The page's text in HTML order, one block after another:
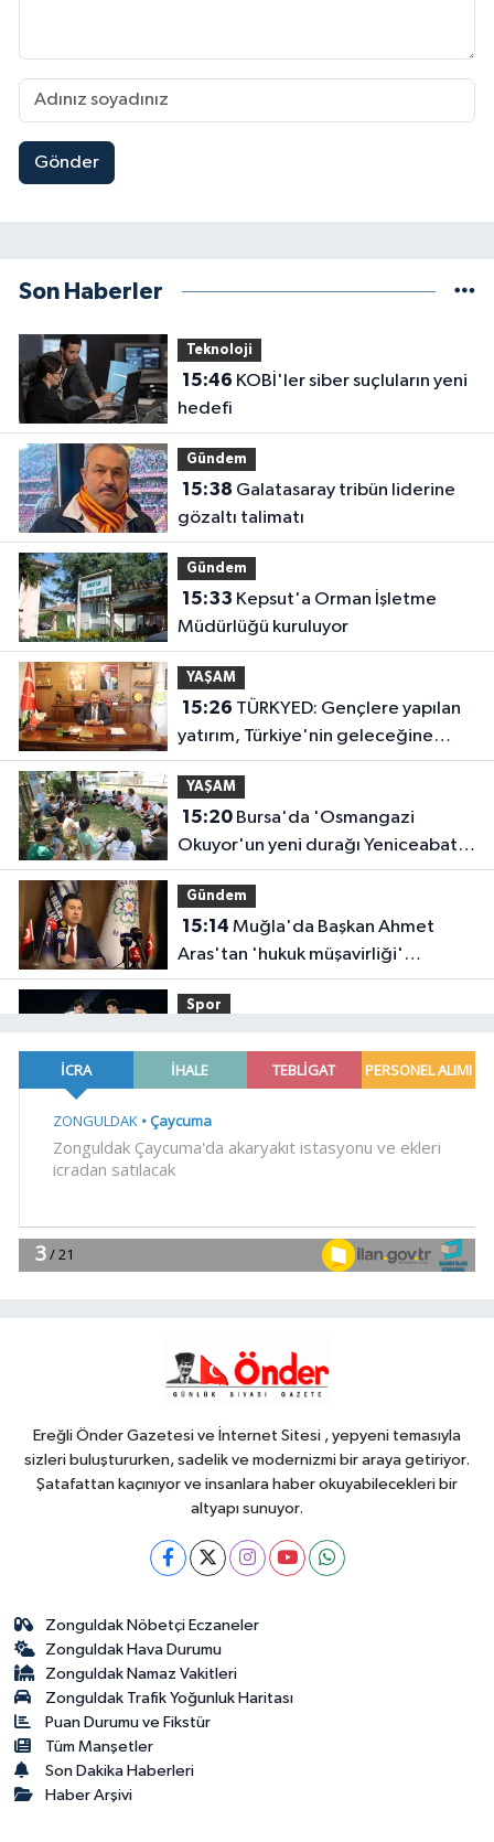
Gönder
Son Haberler
Teknoloji
15:46
hedefi
Gündem
15:38
gözaltı talimatı
Gündem
15:33
Müdürlüğü kuruluyor
YAŞAM
15:26
yatırım, Türkiye'nin geleceğine
yatırımdır
YAŞAM
15:20Bursa'da 'Osmangazi
Okuyor'un yeni durağı Yeniceabat
oldu
Gündem
15:14
Aras'tan 'hukuk müşavirliği'
açıklaması
Spor
basketbolcuları seçmelerde ter
döktü
Genel
15:06ACI HABER GELDİ
15:04AFAD'dan Yozgat'ta EYY
konutlarına ziyaret
Zaviyesi ve Türbesi asıl yerinde
yeniden inşa edilecek
Ereğli Önder Gazetesi ve İnternet Sitesi , yepyeni temasıyla
sizleri buluştururken, sadelik ve modernizmi bir araya getiriyor.
Şatafattan kaçınıyor ve insanlara haber okuyabilecekleri bir
altyapı sunuyor.
Zonguldak Nöbetçi Eczaneler
Zonguldak Hava Durumu
Zonguldak Namaz Vakitleri
Zonguldak Trafik Yoğunluk Haritası
Puan Durumu ve Fikstür
Tüm Manşetler
Son Dakika Haberleri
Haber Arşivi